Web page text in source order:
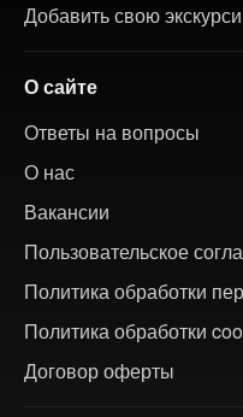
Добавить свою
О сайте
Ответы на вопросы
О нас
Вакансии
Пользовательское
Политика обработки
Политика обработки
Договор оферты